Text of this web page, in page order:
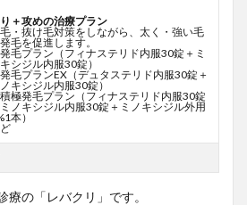
＋攻めの治療プラン
・抜け毛対策をしながら、太く・強い毛
毛を促進します。
発毛プラン（フィナステリド内服30錠＋ミ
シジル内服30錠）
発毛プランEX（デュタステリド内服30錠＋
キシジル内服30錠）
積極発毛プラン（フィナステリド内服30錠
ミノキシジル内服30錠＋ミノキシジル外用
本）
の「レバクリ」です。